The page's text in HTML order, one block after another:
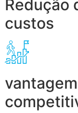
Redução
custos
vantagem